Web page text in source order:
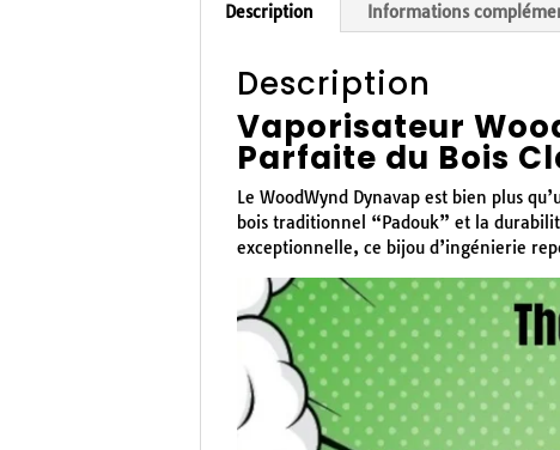
Description Informations
Description
Vaporisateur
Parfaite du Bois
Le WoodWynd Dynavap est bien plus
bois traditionnel “Padouk” et la
exceptionnelle, ce bijou d’ingénierie